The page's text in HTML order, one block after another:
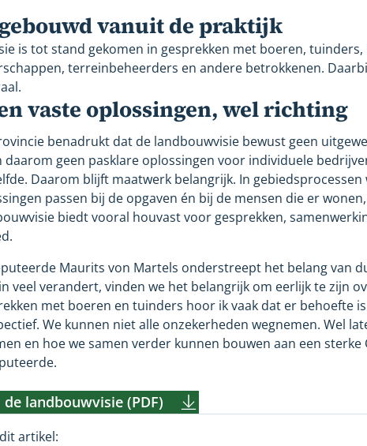
vanuit de praktijk
is tot stand gekomen in gesprekken met boeren,
terreinbeheerders en andere betrokkenen.
vaste oplossingen, wel richting
benadrukt dat de landbouwvisie bewust geen
daarom geen pasklare oplossingen voor individuele
Daarom blijft maatwerk belangrijk. In
passen bij de opgaven én bij de mensen die er
biedt vooral houvast voor gesprekken,
Maurits von Martels onderstreept het belang van
veel verandert, vinden we het belangrijk om eerlijk te zijn
met boeren en tuinders hoor ik vaak dat er behoefte
We kunnen niet alle onzekerheden wegnemen. Wel
en hoe we samen verder kunnen bouwen aan een
de landbouwvisie (PDF)
artikel: